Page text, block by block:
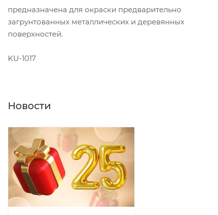
предназначена для окраски предварительно
загрунтованных металлических и деревянных
поверхностей.
KU-1017
Новости